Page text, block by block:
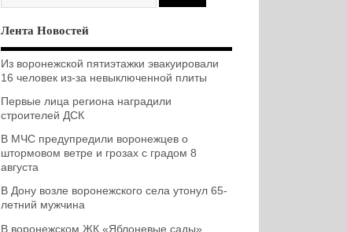
Лента Новостей
Из воронежской пятиэтажки эвакуировали
16 человек из-за невыключенной плиты
Первые лица региона наградили
строителей ДСК
В МЧС предупредили воронежцев о
штормовом ветре и грозах с градом 8
августа
В Дону возле воронежского села утонул 65-
летний мужчина
В воронежском ЖК «Яблоневые сады»